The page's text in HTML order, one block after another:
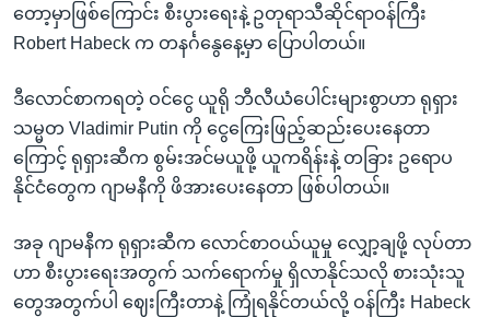
တော့မှာဖြစ်ကြောင်း စီးပွားရေးနဲ့ ဥတုရာသီဆိုင်ရာဝန်ကြီး
Robert Habeck က တနင်္ဂနွေနေ့မှာ ပြောပါတယ်။
ဒီလောင်စာကရတဲ့ ဝင်ငွေ ယူရို ဘီလီယံပေါင်းများစွာဟာ ရုရှား
သမ္မတ Vladimir Putin ကို ငွေကြေးဖြည့်ဆည်းပေးနေတာ
ကြောင့် ရုရှားဆီက စွမ်းအင်မယူဖို့ ယူကရိန်းနဲ့ တခြား ဥရောပ
နိုင်ငံတွေက ဂျာမနီကို ဖိအားပေးနေတာ ဖြစ်ပါတယ်။
အခု ဂျာမနီက ရုရှားဆီက လောင်စာဝယ်ယူမှု လျှော့ချဖို့ လုပ်တာ
ဟာ စီးပွားရေးအတွက် သက်ရောက်မှု ရှိလာနိုင်သလို စားသုံးသူ
တွေအတွက်ပါ ဈေးကြီးတာနဲ့ ကြုံရနိုင်တယ်လို့ ဝန်ကြီး Habeck